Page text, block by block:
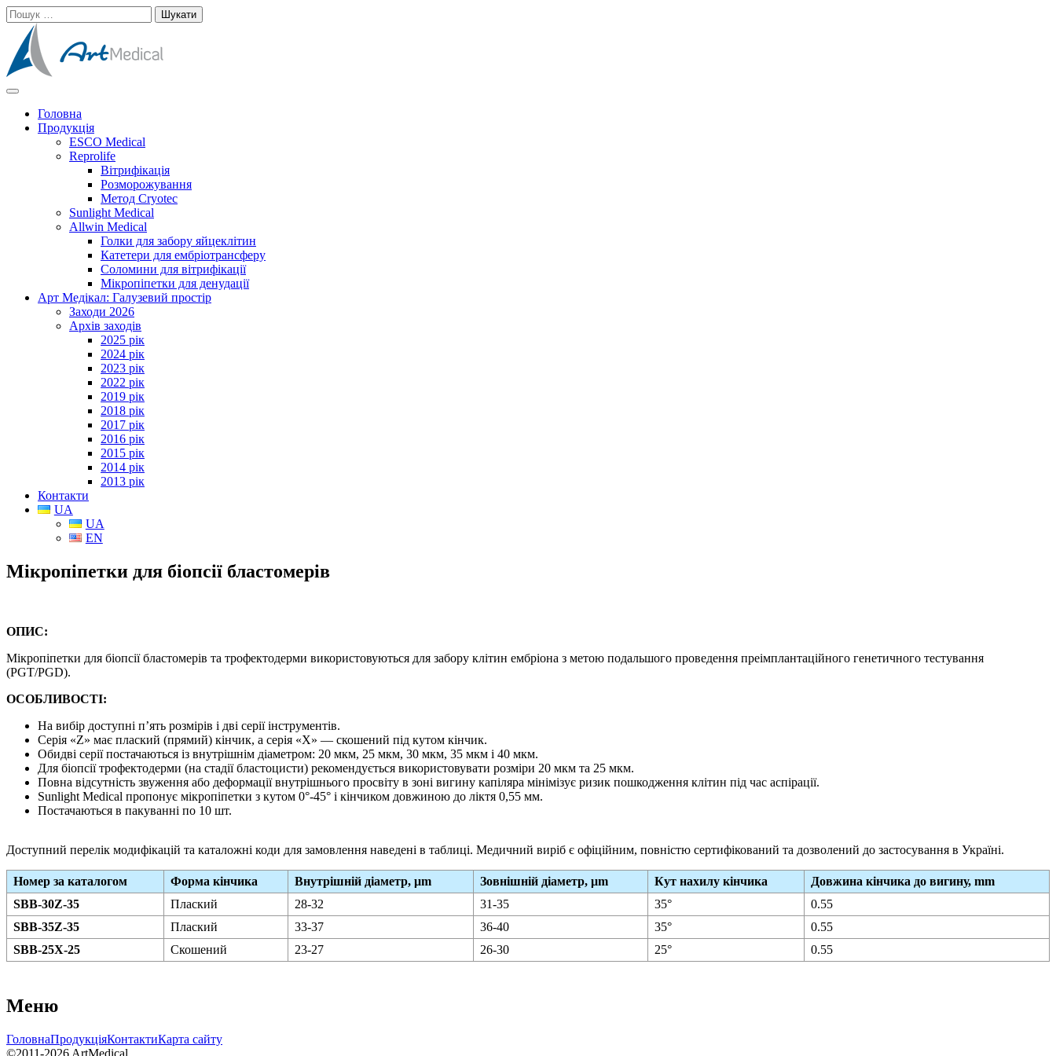
Skip
to
content
Пошук:
Арт Медікал
Головна
Продукція
ESCO Medical
Reprolife
Вітрифікація
Розморожування
Метод Cryotec
Sunlight Medical
Allwin Medical
Голки для забору яйцеклітин
Катетери для ембріотрансферу
Соломини для вітрифікації
Мікропіпетки для денудації
Арт Медікал: Галузевий простір
Заходи 2026
Архів заходів
2025 рік
2024 рік
2023 рік
2022 рік
2019 рік
2018 рік
2017 рік
2016 рік
2015 рік
2014 рік
2013 рік
Контакти
UA
UA
EN
Мікропіпетки для біопсії бластомерів
ОПИС:
Мікропіпетки для біопсії бластомерів та трофектодерми використовуються для забору клітин ембріона з метою подальшого проведення преімплантаційного генетичного тестування
(PGT/PGD).
ОСОБЛИВОСТІ:
На вибір доступні п’ять розмірів і дві серії інструментів.
Серія «Z» має плаский (прямий) кінчик, а серія «X» — скошений під кутом кінчик.
Обидві серії постачаються із внутрішнім діаметром: 20 мкм, 25 мкм, 30 мкм, 35 мкм і 40 мкм.
Для біопсії трофектодерми (на стадії бластоцисти) рекомендується використовувати розміри 20 мкм та 25 мкм.
Повна відсутність звуження або деформації внутрішнього просвіту в зоні вигину капіляра мінімізує ризик пошкодження клітин під час аспірації.
Sunlight Medical пропонує мікропіпетки з кутом 0°-45° і кінчиком довжиною до ліктя 0,55 мм.
Постачаються в пакуванні по 10 шт.
Доступний перелік модифікацій та каталожні коди для замовлення наведені в таблиці. Медичний виріб є офіційним, повністю сертифікований та дозволений до застосування в Україні.
Номер за каталогом Форма кінчика Внутрішній діаметр, μm Зовнішній діаметр, μm Кут нахилу кінчика
Довжина кінчика до вигину, mm
SBB-30Z-35
Плаский 28-32 31-35 35°
0.55
SBB-35Z-35
Плаский 33-37 36-40 35°
0.55
SBB-25X-25
Скошений 23-27 26-30 25° 0.55
Меню
ГоловнаПродукціяКонтактиКарта сайту
©2011-2026 ArtMedical